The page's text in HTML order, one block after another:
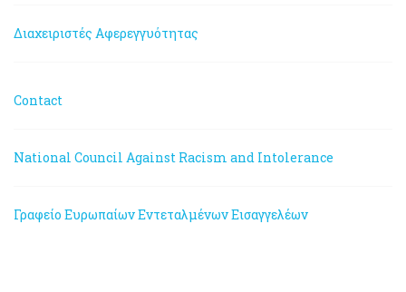
Διαχειριστές Αφερεγγυότητας
Contact
National Council Against Racism and Intolerance
Γραφείο Ευρωπαίων Εντεταλμένων Εισαγγελέων